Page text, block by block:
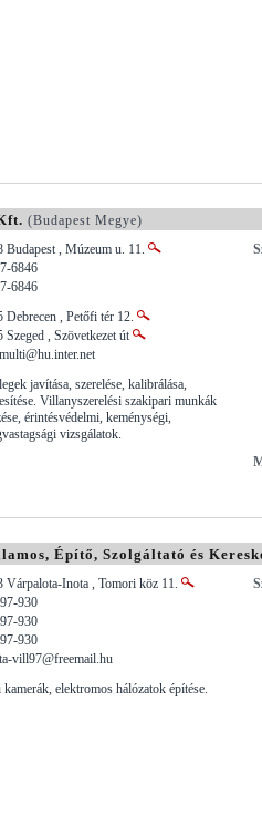
(Budapest Megye)
Budapest , Múzeum u. 11.
6846
6846
Debrecen , Petőfi tér 12.
Szeged , Szövetkezet út
javítása, szerelése, kalibrálása,
Villanyszerelési szakipari munkák
érintésvédelmi, keménységi,
vizsgálatok.
Építő, Szolgáltató és
Várpalota-Inota , Tomori köz 11.
930
930
930
vill97@freemail.hu
elektromos hálózatok építése.